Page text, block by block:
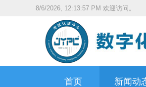
8/6/2026, 12:13:59 PM 欢迎访问。
首页 新闻动